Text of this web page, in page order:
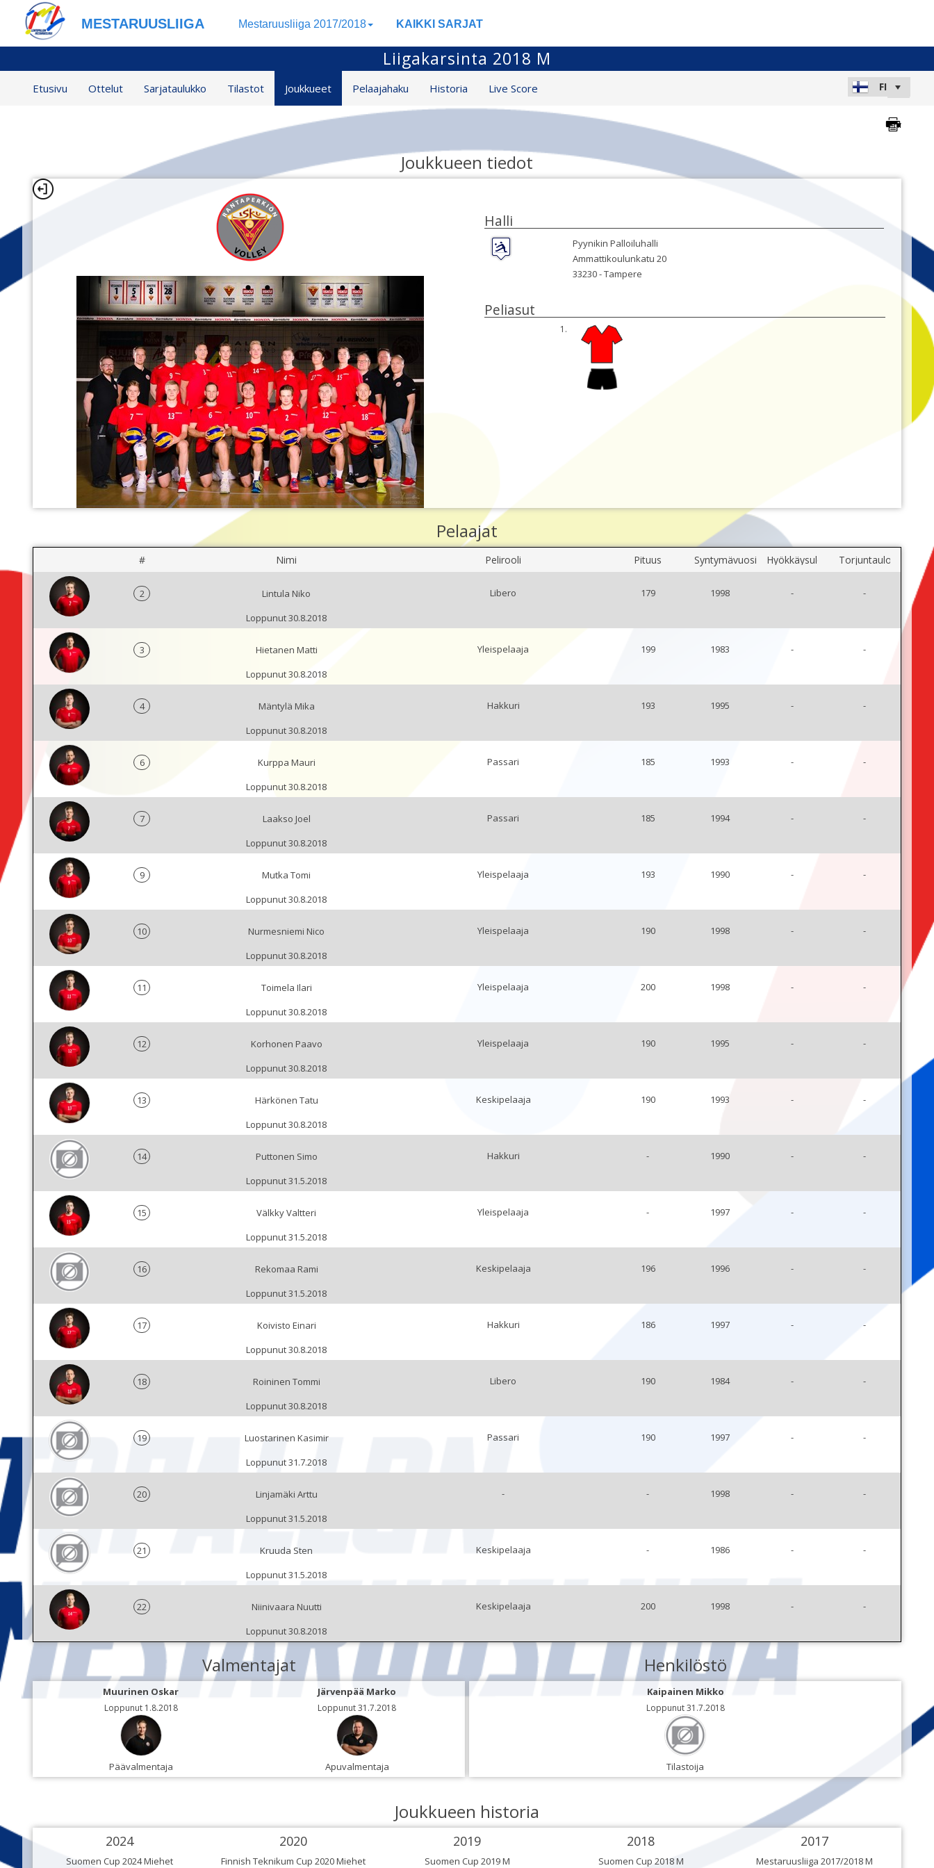
MESTARUUSLIIGA Mestaruusliiga 2017/2018 KAIKKI SARJAT
Liigakarsinta 2018 M
Etusivu Ottelut Sarjataulukko Tilastot Joukkueet Pelaajahaku Historia Live Score
Joukkueen tiedot
Halli
Pyynikin Palloiluhalli
Ammattikoulunkatu 20
33230 -Tampere
Peliasut
1.
Pelaajat
# Nimi Pelirooli Pituus Syntymävuosi HyökkäysulottuvuusTorjuntaulottuvuus
2
Lintula Niko
Loppunut 30.8.2018
Libero 179 1998 - -
3
Hietanen Matti
Loppunut 30.8.2018
Yleispelaaja 199 1983 - -
4
Mäntylä Mika
Loppunut 30.8.2018
Hakkuri 193 1995 - -
6
Kurppa Mauri
Loppunut 30.8.2018
Passari 185 1993 - -
7
Laakso Joel
Loppunut 30.8.2018
Passari 185 1994 - -
9
Mutka Tomi
Loppunut 30.8.2018
Yleispelaaja 193 1990 - -
10
Nurmesniemi Nico
Loppunut 30.8.2018
Yleispelaaja 190 1998 - -
11
Toimela Ilari
Loppunut 30.8.2018
Yleispelaaja 200 1998 - -
12
Korhonen Paavo
Loppunut 30.8.2018
Yleispelaaja 190 1995 - -
13
Härkönen Tatu
Loppunut 30.8.2018
Keskipelaaja 190 1993 - -
14
Puttonen Simo
Loppunut 31.5.2018
Hakkuri - 1990 - -
15
Välkky Valtteri
Loppunut 31.5.2018
Yleispelaaja - 1997 - -
16
Rekomaa Rami
Loppunut 31.5.2018
Keskipelaaja 196 1996 - -
17
Koivisto Einari
Loppunut 30.8.2018
Hakkuri 186 1997 - -
18
Roininen Tommi
Loppunut 30.8.2018
Libero 190 1984 - -
19
Luostarinen Kasimir
Loppunut 31.7.2018
Passari 190 1997 - -
20
Linjamäki Arttu
Loppunut 31.5.2018
- - 1998 - -
21
Kruuda Sten
Loppunut 31.5.2018
Keskipelaaja - 1986 - -
22
Niinivaara Nuutti
Loppunut 30.8.2018
Keskipelaaja 200 1998 - -
Valmentajat
Muurinen Oskar
Loppunut 1.8.2018
Päävalmentaja
Järvenpää Marko
Loppunut 31.7.2018
Apuvalmentaja
Henkilöstö
Kaipainen Mikko
Loppunut 31.7.2018
Tilastoija
Joukkueen historia
2024
Suomen Cup 2024 Miehet
2020
Finnish Teknikum Cup 2020 Miehet
2019
Suomen Cup 2019 M
2018
Suomen Cup 2018 M
2017
Mestaruusliiga 2017/2018 M